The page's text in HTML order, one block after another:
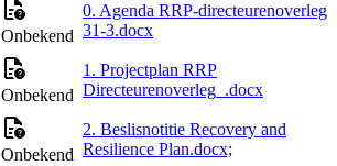
Onbekend
0. Agenda RRP-directeurenoverleg
31-3.docx
Onbekend
1. Projectplan RRP
Directeurenoverleg_.docx
Onbekend
2. Beslisnotitie Recovery and
Resilience Plan.docx;